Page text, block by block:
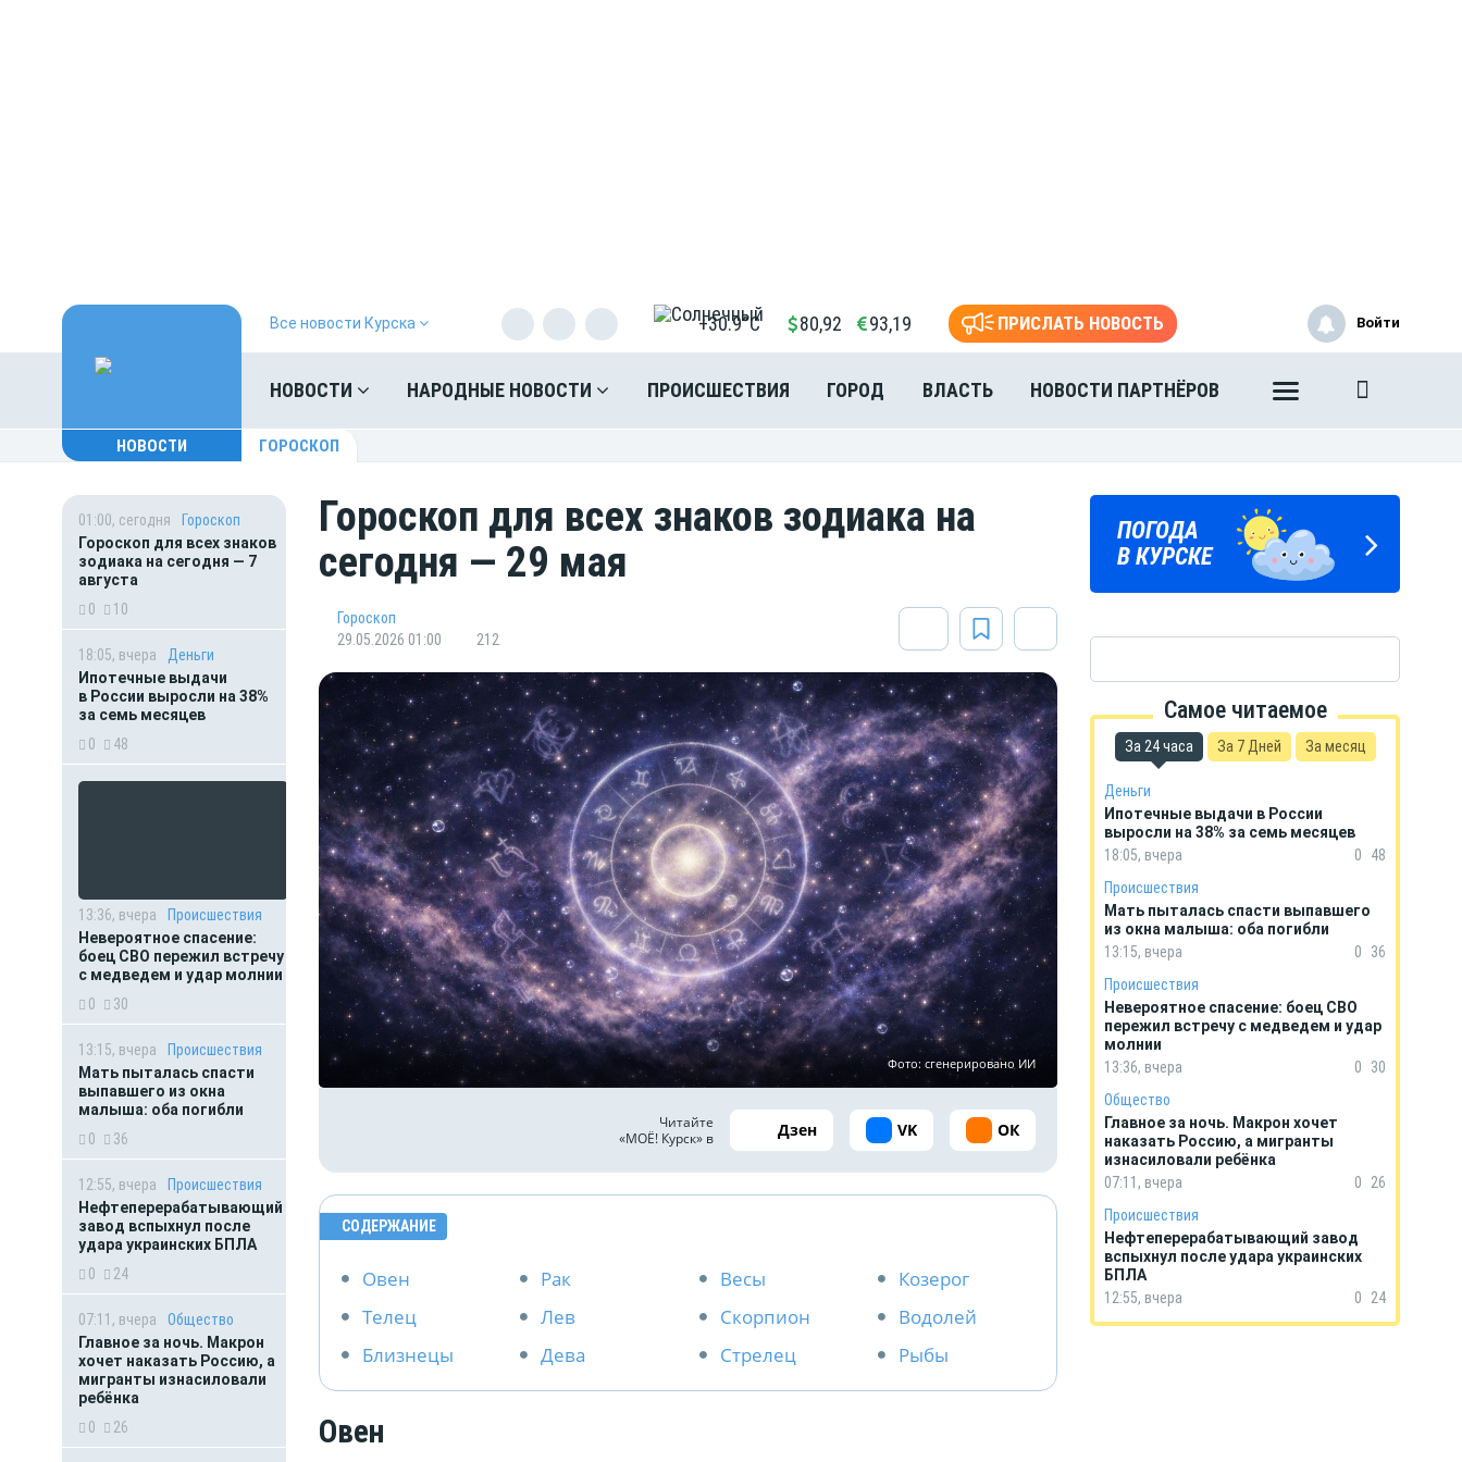
Все новости Курска +30.9°C 80,92 93,19 ПРИСЛАТЬ НОВОСТЬ
НОВОСТИ НАРОДНЫЕ НОВОСТИ ПРОИСШЕСТВИЯ ГОРОД ВЛАСТЬ НОВОСТИ ПАРТНЁРОВ
Войти
НОВОСТИ ГОРОСКОП
01:00, сегодня
Гороскоп
Гороскоп для всех знаков
зодиака на сегодня — 7
августа
0
10
18:05, вчера
Деньги
Ипотечные выдачи
в России выросли на 38%
за семь месяцев
0
48
13:36, вчера
Происшествия
Невероятное спасение:
боец СВО пережил встречу
с медведем и удар молнии
0
30
13:15, вчера
Происшествия
Мать пыталась спасти
выпавшего из окна
малыша: оба погибли
0
36
12:55, вчера
Происшествия
Нефтеперерабатывающий
завод вспыхнул после
удара украинских БПЛА
0
24
07:11, вчера
Общество
Главное за ночь. Макрон
хочет наказать Россию, а
мигранты изнасиловали
ребёнка
0
26
Гороскоп для всех знаков зодиака на
сегодня — 29 мая
Гороскоп
29.05.2026 01:00
212
Фото: сгенерировано ИИ
Читайте
«МОЁ! Курск» в
Дзен VK ОК
СОДЕРЖАНИЕ
Овен
Телец
Близнецы
Рак
Лев
Дева
Весы
Скорпион
Стрелец
Козерог
Водолей
Рыбы
Овен
ГОРОСКОП
НА КАЖДЫЙ ДЕНЬ
ПОГОДА
В КУРСКЕ
Самое читаемое
За 24 часа За 7 Дней За месяц
Деньги
Ипотечные выдачи в России
выросли на 38% за семь месяцев
18:05, вчера
0
48
Происшествия
Мать пыталась спасти выпавшего
из окна малыша: оба погибли
13:15, вчера
0
36
Происшествия
Невероятное спасение: боец СВО
пережил встречу с медведем и удар
молнии
13:36, вчера
0
30
Общество
Главное за ночь. Макрон хочет
наказать Россию, а мигранты
изнасиловали ребёнка
07:11, вчера
0
26
Происшествия
Нефтеперерабатывающий завод
вспыхнул после удара украинских
БПЛА
12:55, вчера
0 24